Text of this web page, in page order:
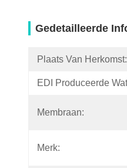
Gedetailleerde
Plaats Van Herkomst:
EDI Produceerde
Membraan:
Merk: